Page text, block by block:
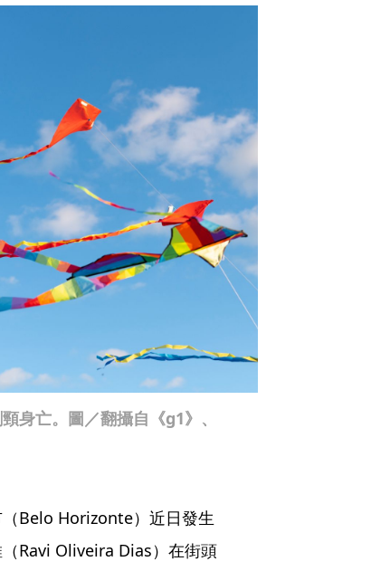
身亡。圖／翻攝自《g1》、
Belo Horizonte）近日發生
Ravi Oliveira Dias）在街頭